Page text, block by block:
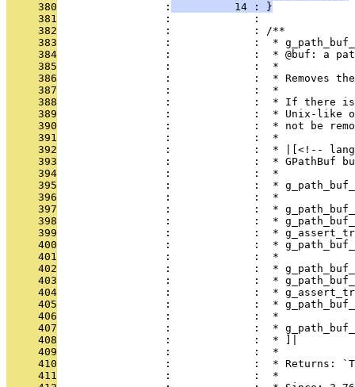
     380
                 :
          14 : }
     381
                 :             :
     382
                 :             : /**
     383
:             :  *
     384
:             :  * @buf: a
     385
                 :             :  *
     386
:             :  * Removes
     387
                 :             :  *
     388
:             :  * If there
     389
:             :  * Unix-like
     390
:             :  * not be
     391
                 :             :  *
     392
:             :  * |[<!--
     393
:             :  * GPathBuf
     394
                 :             :  *
     395
:             :  *
     396
                 :             :  *
     397
:             :  *
     398
:             :  *
     399
:             :  *
     400
:             :  *
     401
                 :             :  *
     402
:             :  *
     403
:             :  *
     404
:             :  *
     405
:             :  *
     406
                 :             :  *
     407
:             :  *
     408
                 :             :  * ]|
     409
                 :             :  *
     410
:             :  * Returns:
     411
                 :             :  *